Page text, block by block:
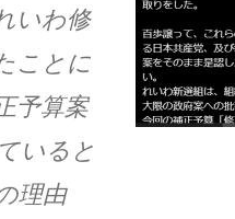
いわ修
ことに
予算案
いると
理由